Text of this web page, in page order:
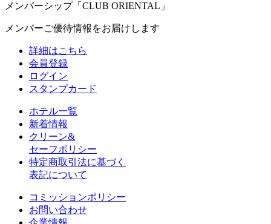
メンバーシップ「CLUB ORIENTAL」
メンバーご優待情報をお届けします
詳細はこちら
会員登録
ログイン
スタンプカード
ホテル一覧
新着情報
クリーン&
セーフポリシー
特定商取引法に基づく
表記について
コミッションポリシー
お問い合わせ